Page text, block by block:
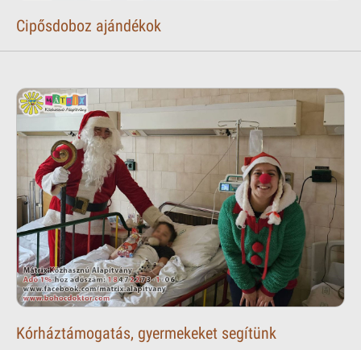
Cipősdoboz ajándékok
Kórháztámogatás, gyermekeket segítünk